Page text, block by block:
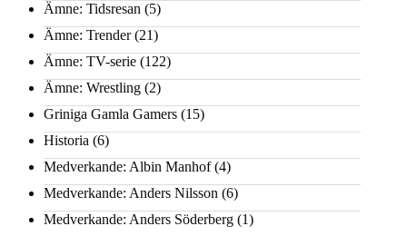
Ämne: Tidsresan (5)
Ämne: Trender(21)
Ämne: TV-serie (122)
Ämne: Wrestling (2)
Griniga Gamla Gamers (15)
Historia (6)
Medverkande: Albin Manhof(4)
Medverkande: Anders Nilsson (6)
Medverkande: Anders Söderberg (1)